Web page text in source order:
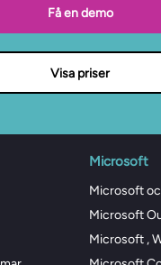
Få en demo
Visa priser
Microsoft
Microsoft
Microsoft
Microsoft ,